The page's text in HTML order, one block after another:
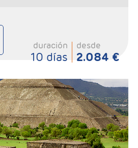
duración
10 días
desde
2.084 €
México,2 Noches en Oaxaca, 1Noche
en San Cristóbal, 1 Noche en Palenque,
en Mérida y 1 noche en Cancún
y A en el circuito